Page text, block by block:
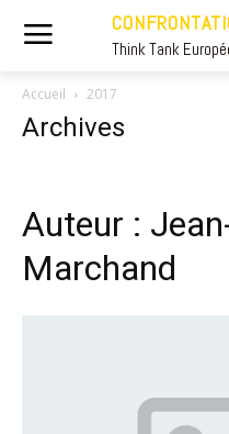
Think Tank
Accueil 2017
Archives
Auteur :
Marchand